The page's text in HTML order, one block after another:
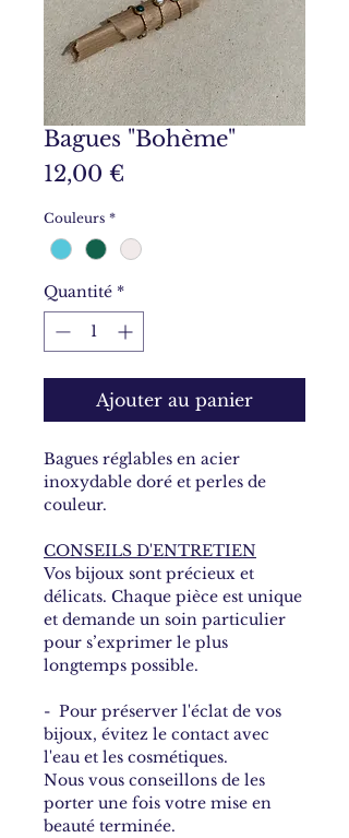
Bagues "Bohème"
12,00 €
Couleurs *
Quantité *
Ajouter au panier
Bagues réglables en acier
inoxydable doré et perles de
couleur.
CONSEILS D'ENTRETIEN
Vos bijoux sont précieux et
délicats. Chaque pièce est unique
et demande un soin particulier
pour s’exprimer le plus
longtemps possible.
- Pour préserver l'éclat de vos
bijoux, évitez le contact avec
l'eau et les cosmétiques.
Nous vous conseillons de les
porter une fois votre mise en
beauté terminée.